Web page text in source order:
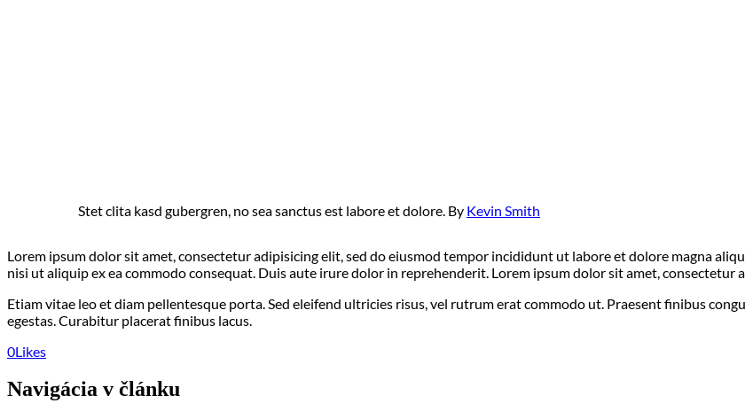
Stet clita kasd gubergren, no sea sanctus est labore et dolore. By Kevin Smith
Lorem ipsum dolor sit amet, consectetur adipisicing elit, sed do eiusmod tempor incididunt ut labore et dolore magna
nisi ut aliquip ex ea commodo consequat. Duis aute irure dolor in reprehenderit. Lorem ipsum dolor sit amet, consectetur
Etiam vitae leo et diam pellentesque porta. Sed eleifend ultricies risus, vel rutrum erat commodo ut. Praesent finibus
egestas. Curabitur placerat finibus lacus.
0Likes
Navigácia v článku